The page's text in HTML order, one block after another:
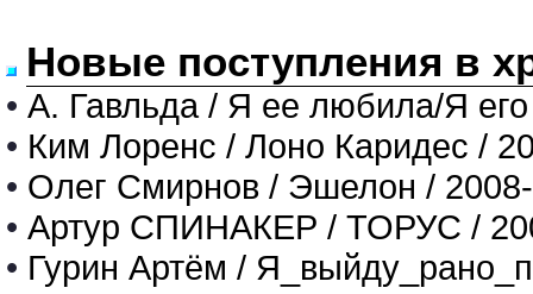
Новые поступления в
• А. Гавльда / Я ее любила/Я
• Ким Лоренс / Лоно Каридес /
• Олег Смирнов / Эшелон /
• Артур СПИНАКЕР / ТОРУС /
• Гурин Артём /